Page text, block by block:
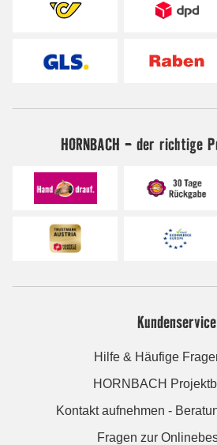
HORNBACH - der richtige
Kundenservice
Hilfe & Häufige
HORNBACH
Kontakt aufnehmen -
Fragen zur